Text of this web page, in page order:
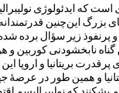
است که ایدئولوژی
این‌چنین
زیر سؤال برده
‌نابخشودنی کوربین و
بریتانیا و اروپا
و همین طور در عرصهٔ